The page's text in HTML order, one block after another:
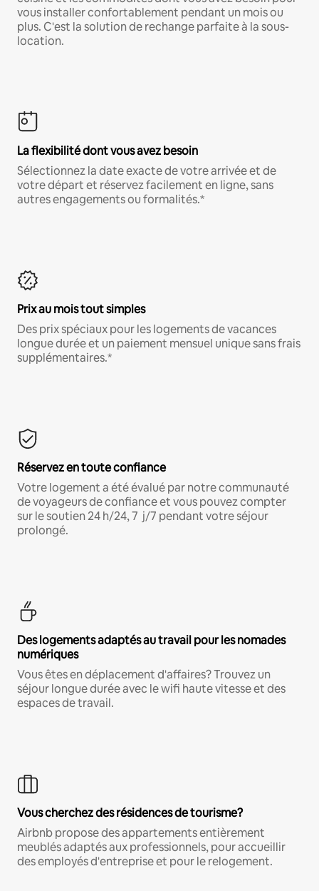
vous installer confortablement pendant un mois ou
plus. C'est la solution de rechange parfaite à la sous-
location.
La flexibilité dont vous avez besoin
Sélectionnez la date exacte de votre arrivée et de
votre départ et réservez facilement en ligne, sans
autres engagements ou formalités.*
Prix au mois tout simples
Des prix spéciaux pour les logements de vacances
longue durée et un paiement mensuel unique sans frais
supplémentaires.*
Réservez en toute confiance
Votre logement a été évalué par notre communauté
de voyageurs de confiance et vous pouvez compter
sur le soutien 24 h/24, 7 j/7 pendant votre séjour
prolongé.
Des logements adaptés au travail pour les nomades
numériques
Vous êtes en déplacement d'affaires? Trouvez un
séjour longue durée avec le wifi haute vitesse et des
espaces de travail.
Vous cherchez des résidences de tourisme?
Airbnb propose des appartements entièrement
meublés adaptés aux professionnels, pour accueillir
des employés d'entreprise et pour le relogement.